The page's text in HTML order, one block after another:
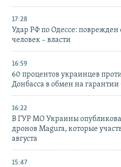
17:28
Удар РФ по Одессе: поврежден
человек – власти
16:59
60 процентов украинцев
Донбасса в обмен на гарантии
16:22
В ГУР МО Украины
дронов Magura, которые
августа
15:47